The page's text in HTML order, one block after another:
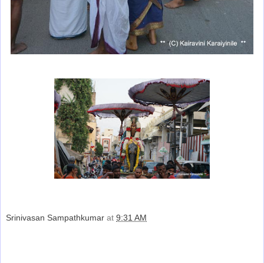
Srinivasan Sampathkumar at 9:31 AM